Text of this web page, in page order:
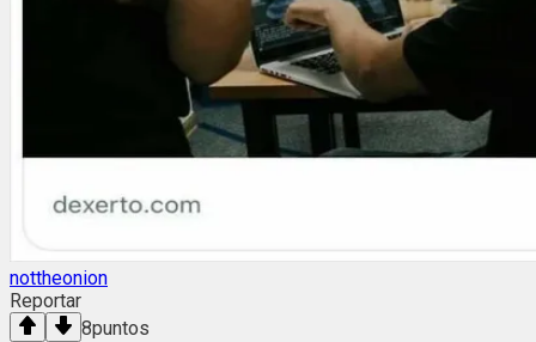
nottheonion
Reportar
8puntos